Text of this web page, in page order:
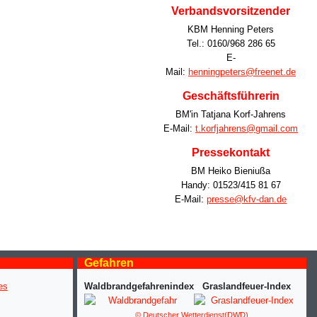
Verbandsvorsitzender
KBM Henning Peters
Tel.: 0160/968 286 65
E-
Mail: henningpeters@freenet.de
Geschäftsführerin
BM'in Tatjana Korf-Jahrens
E-Mail: t.korfjahrens@gmail.com
Pressekontakt
BM Heiko Bieniußa
Handy: 01523/415 81 67
E-Mail: presse@kfv-dan.de
Gefahren
Waldbrandgefahrenindex Graslandfeuer-Index
© Deutscher Wetterdienst(DWD)